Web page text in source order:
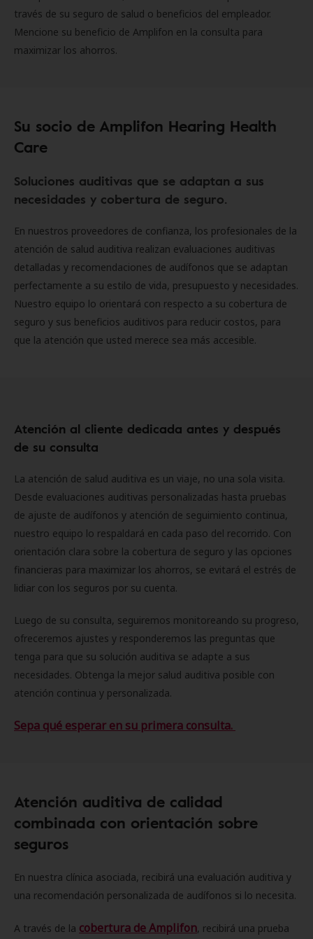
través de su seguro de salud o beneficios del empleador.
Mencione su beneficio de Amplifon en la consulta para
maximizar los ahorros.
Su socio de Amplifon Hearing Health
Care
Soluciones auditivas que se adaptan a sus
necesidades y cobertura de seguro.
En nuestros proveedores de confianza, los profesionales de la
atención de salud auditiva realizan evaluaciones auditivas
detalladas y recomendaciones de audífonos que se adaptan
perfectamente a su estilo de vida, presupuesto y necesidades.
Nuestro equipo lo orientará con respecto a su cobertura de
seguro y sus beneficios auditivos para reducir costos, para
que la atención que usted merece sea más accesible.
Atención al cliente dedicada antes y después
de su consulta
La atención de salud auditiva es un viaje, no una sola visita.
Desde evaluaciones auditivas personalizadas hasta pruebas
de ajuste de audífonos y atención de seguimiento continua,
nuestro equipo lo respaldará en cada paso del recorrido. Con
orientación clara sobre la cobertura de seguro y las opciones
financieras para maximizar los ahorros, se evitará el estrés de
lidiar con los seguros por su cuenta.
Luego de su consulta, seguiremos monitoreando su progreso,
ofreceremos ajustes y responderemos las preguntas que
tenga para que su solución auditiva se adapte a sus
necesidades. Obtenga la mejor salud auditiva posible con
atención continua y personalizada.
Sepa qué esperar en su primera consulta.
Atención auditiva de calidad
combinada con orientación sobre
seguros
En nuestra clínica asociada, recibirá una evaluación auditiva y
una recomendación personalizada de audífonos si lo necesita.
A través de la cobertura de Amplifon, recibirá una prueba